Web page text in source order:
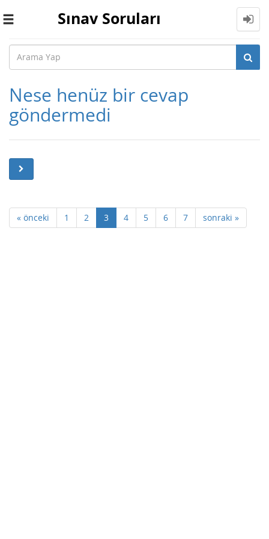
Toggle
Sınav Soruları
Nese henüz bir cevap
göndermedi
« önceki 1 2 3 4 5 6 7 sonraki »